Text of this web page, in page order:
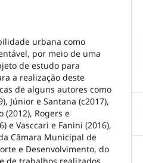
urbana como
por meio de uma
de estudo para
a realização deste
de alguns autores como
Júnior e Santana (c2017),
(2012), Rogers e
e Vasccari e Fanini (2016),
Câmara Municipal de
e Desenvolvimento, do